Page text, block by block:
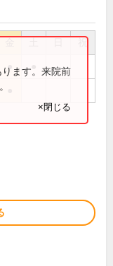
祝
●ます。来院前
×閉じる